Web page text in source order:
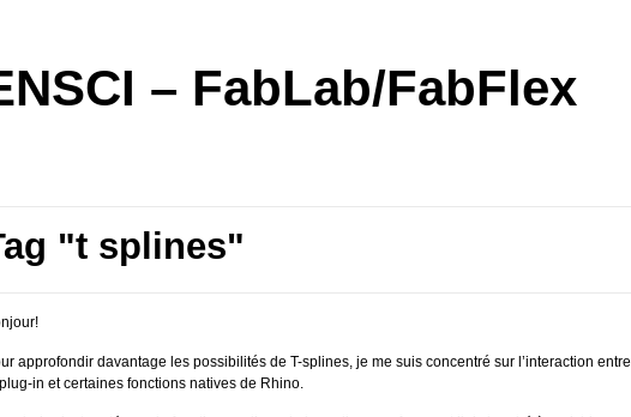
– FabLab/FabFlex
"t splines"
approfondir davantage les possibilités de T-splines, je me suis concentré sur l’interaction entre
in et certaines fonctions natives de Rhino.